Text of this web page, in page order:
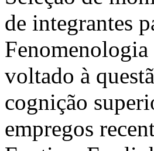
de integrantes
voltado à
cognição
empregos